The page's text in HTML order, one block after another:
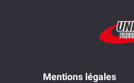
Mentions légales